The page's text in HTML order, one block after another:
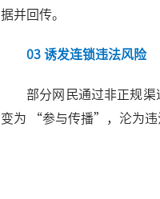
据并回传。
03 诱发连锁违法风险
部分网民通过非正规
变为 “参与传播”，沦为违